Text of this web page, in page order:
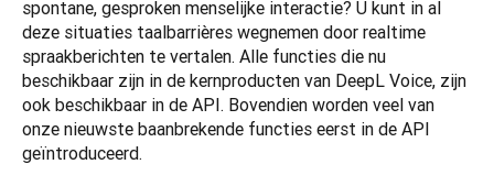
spontane, gesproken menselijke interactie? U kunt in al
deze situaties taalbarrières wegnemen door realtime
spraakberichten te vertalen. Alle functies die nu
beschikbaar zijn in de kernproducten van DeepL Voice, zijn
ook beschikbaar in de API. Bovendien worden veel van
onze nieuwste baanbrekende functies eerst in de API
geïntroduceerd.